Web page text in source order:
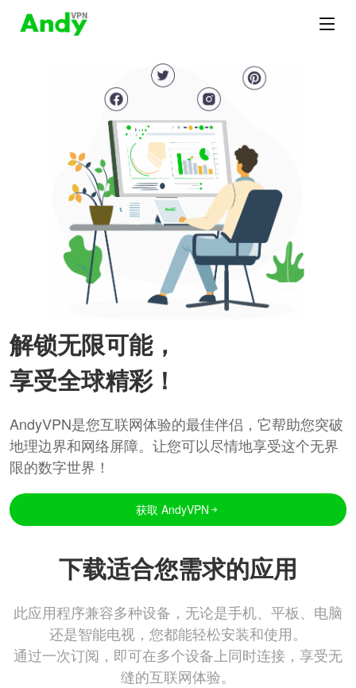
解锁无限可能，
享受全球精彩！
AndyVPN是您互联网体验的最佳伴侣，它帮助您突破
地理边界和网络屏障。让您可以尽情地享受这个无界
限的数字世界！
获取 AndyVPN
下载适合您需求的应用
此应用程序兼容多种设备，无论是手机、平板、电脑
还是智能电视，您都能轻松安装和使用。
通过一次订阅，即可在多个设备上同时连接，享受无
缝的互联网体验。